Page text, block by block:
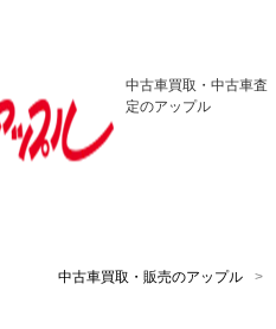
中古車買取・ 中古車査
定のアップル
中古車買取・販売のアップル